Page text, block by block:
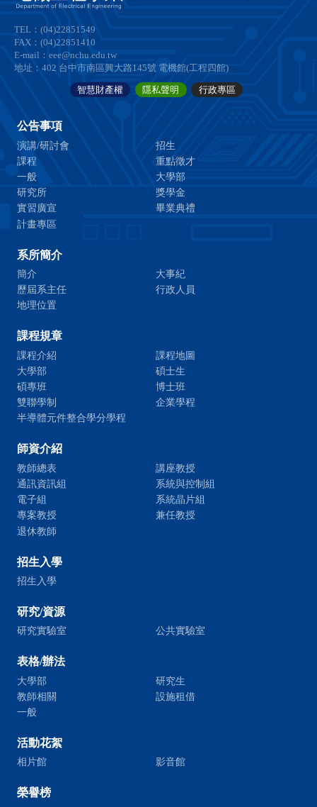
TEL：(04)22851549
FAX：(04)22851410
E-mail：eee@nchu.edu.tw
地址：402 台中市南區興大路145號 電機館(工程四館)
智慧財產權 隱私聲明 行政專區
公告事項
演講/研討會
招生
課程
重點徵才
一般
大學部
研究所
獎學金
實習廣宣
畢業典禮
計畫專區
系所簡介
簡介
大事紀
歷屆系主任
行政人員
地理位置
課程規章
課程介紹
課程地圖
大學部
碩士生
碩專班
博士班
雙聯學制
企業學程
半導體元件整合學分學程
師資介紹
教師總表
講座教授
通訊資訊組
系統與控制組
電子組
系統晶片組
專案教授
兼任教授
退休教師
招生入學
招生入學
研究/資源
研究實驗室 公共實驗室
表格/辦法
大學部
研究生
教師相關
設施租借
一般
活動花絮
相片館 影音館
榮譽榜